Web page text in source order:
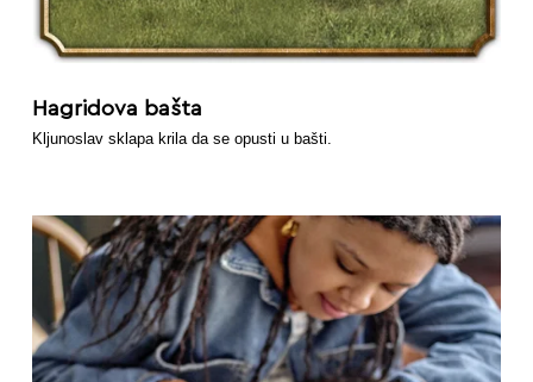
Hagridova bašta
Kljunoslav sklapa krila da se opusti u bašti.